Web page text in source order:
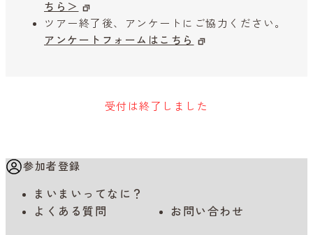
ちら＞
ツアー終了後、アンケートにご協力ください。
アンケートフォームはこちら
受付は終了しました
参加者登録
まいまいってなに？
よくある質問
お問い合わせ